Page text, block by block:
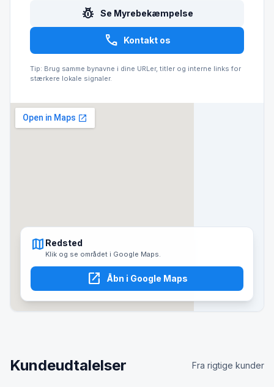
pest_control Se Myrebekæmpelse
call Kontakt os
Tip: Brug samme bynavne i dine URLer, titler og interne links for
stærkere lokale signaler.
map Redsted
Klik og se området i Google Maps.
open_in_new Åbn i Google Maps
Kundeudtalelser Fra rigtige kunder